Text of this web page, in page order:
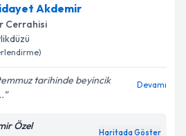
Talebini Gönder
Güneriçin randevu takvimi talebi
randevu almanız için bir
e-posta ile bilgilendireceğiz.
işlenmesine ilişkin
Aydınlatma
Akdemir
Cerrahisi
tarihinde beyincik
Devamı
Özel
Haritada Göster